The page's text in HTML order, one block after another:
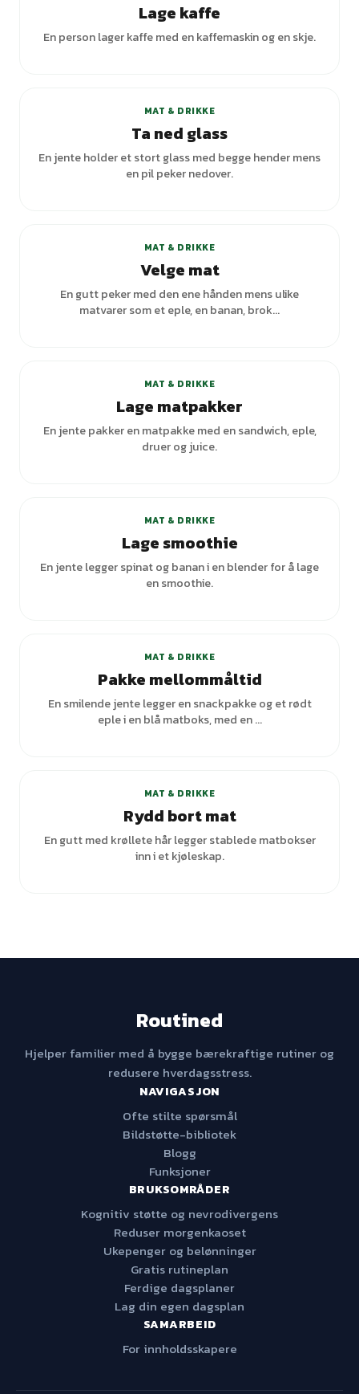
Lage kaffe
En person lager kaffe med en kaffemaskin og en skje.
MAT & DRIKKE
Ta ned glass
En jente holder et stort glass med begge hender mens
en pil peker nedover.
MAT & DRIKKE
Velge mat
En gutt peker med den ene hånden mens ulike
matvarer som et eple, en banan, brok...
MAT & DRIKKE
Lage matpakker
En jente pakker en matpakke med en sandwich, eple,
druer og juice.
MAT & DRIKKE
Lage smoothie
En jente legger spinat og banan i en blender for å lage
en smoothie.
MAT & DRIKKE
Pakke mellommåltid
En smilende jente legger en snackpakke og et rødt
eple i en blå matboks, med en ...
MAT & DRIKKE
Rydd bort mat
En gutt med krøllete hår legger stablede matbokser
inn i et kjøleskap.
Routined
Hjelper familier med å bygge bærekraftige rutiner og
redusere hverdagsstress.
NAVIGASJON
Ofte stilte spørsmål
Bildstøtte-bibliotek
Blogg
Funksjoner
BRUKSOMRÅDER
Kognitiv støtte og nevrodivergens
Reduser morgenkaoset
Ukepenger og belønninger
Gratis rutineplan
Ferdige dagsplaner
Lag din egen dagsplan
SAMARBEID
For innholdsskapere